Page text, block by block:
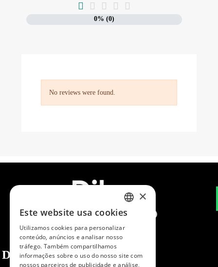
    
0% (0)
No reviews were found.
Dibaq
SPANISH
ENGLISH
PORTUGUESE
×
Este website usa cookies
Utilizamos cookies para personalizar
conteúdo, anúncios e analisar nosso
tráfego. Também compartilhamos
informações sobre o uso do nosso site com
nossos parceiros de publicidade e análise,